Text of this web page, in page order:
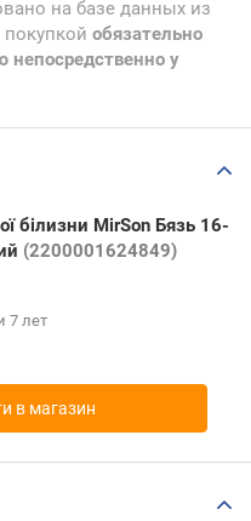
на базе данных из
покупкой обязательно
у
білизни MirSon Бязь 16-
(2200001624849)
7 лет
в магазин